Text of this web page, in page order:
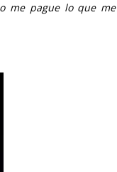
me pague lo que me